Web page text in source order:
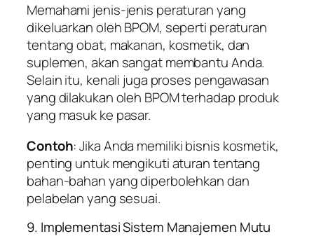
Memahami jenis-jenis peraturan yang
dikeluarkan oleh BPOM, seperti peraturan
tentang obat, makanan, kosmetik, dan
suplemen, akan sangat membantu Anda.
Selain itu, kenali juga proses pengawasan
yang dilakukan oleh BPOM terhadap produk
yang masuk ke pasar.
Contoh: Jika Anda memiliki bisnis kosmetik,
penting untuk mengikuti aturan tentang
bahan-bahan yang diperbolehkan dan
pelabelan yang sesuai.
9. Implementasi Sistem Manajemen Mutu